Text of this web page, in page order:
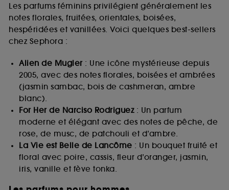
Les parfums féminins privilégient généralement les
notes florales, fruitées, orientales, boisées,
hespéridées et vanillées. Voici quelques best-sellers
chez Sephora :
Alien de Mugler: Une icône mystérieuse depuis
2005, avec des notes florales, boisées et ambrées
(jasmin sambac, bois de cashmeran, ambre
blanc).
For Her de Narciso Rodriguez: Un parfum
moderne et élégant avec des notes de pêche, de
rose, de musc, de patchouli et d’ambre.
La Vie est Belle de Lancôme : Un bouquet fruité et
floral avec poire, cassis, fleur d’oranger, jasmin,
iris, vanille et fève tonka.